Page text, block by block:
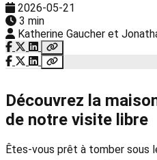
2026-05-21
3 min
Katherine Gaucher et
Découvrez la
de notre visite libre
Êtes-vous prêt à tomber sous